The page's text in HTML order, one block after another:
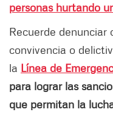
personas hurtando
Recuerde denunciar
convivencia o
la Línea de
para lograr las
que permitan la